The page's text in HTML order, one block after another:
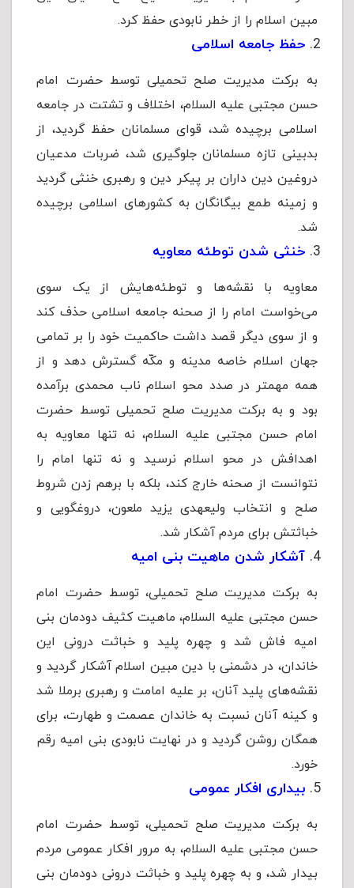
مبین اسلام را از خطر نابودی حفظ کرد.
حفظ جامعه اسلامی
به برکت مدیریت صلح تحمیلی توسط حضرت امام
حسن مجتبی علیه السلام، اختلاف و تشتت در جامعه
اسلامی برچیده شد، قوای مسلمانان حفظ گردید، از
بدبینی تازه مسلمانان جلوگیری شد، ضربات مدعیان
دروغین دین داران بر پیکر دین و رهبری خنثی گردید
و زمینه طمع بیگانگان به کشورهای اسلامی برچیده
شد.
خنثی شدن توطئه معاویه
معاویه با نقشه‌ها و توطئه‌هایش از یک سوی
می‌خواست امام را از صحنه جامعه اسلامی حذف کند
و از سوی دیگر قصد داشت حاکمیت خود را بر تمامی
جهان اسلام خاصه مدینه و مکّه گسترش دهد و از
همه مهمتر در صدد محو اسلام ناب محمدی برآمده
بود و به برکت مدیریت صلح تحمیلی توسط حضرت
امام حسن مجتبی علیه السلام، نه تنها معاویه به
اهدافش در محو اسلام نرسید و نه تنها امام را
نتوانست از صحنه خارج کند، بلکه با برهم زدن شروط
صلح و انتخاب ولیعهدی یزید ملعون، دروغگویی و
خباثتش برای مردم آشکار شد.
آشکار شدن ماهیت بنی امیه
به برکت مدیریت صلح تحمیلی، توسط حضرت امام
حسن مجتبی علیه السلام، ماهیت کثیف دودمان بنی
امیه فاش شد و چهره پلید و خباثت درونی این
خاندان، در دشمنی با دین مبین اسلام آشکار گردید و
نقشه‌های پلید آنان، بر علیه امامت و رهبری برملا شد
و کینه آنان نسبت به خاندان عصمت و طهارت، برای
همگان روشن گردید و در نهایت نابودی بنی امیه رقم
خورد.
بیداری افکار عمومی
به برکت مدیریت صلح تحمیلی، توسط حضرت امام
حسن مجتبی علیه السلام، به مرور افکار عمومی مردم
بیدار شد، و به چهره پلید و خباثت درونی دودمان بنی